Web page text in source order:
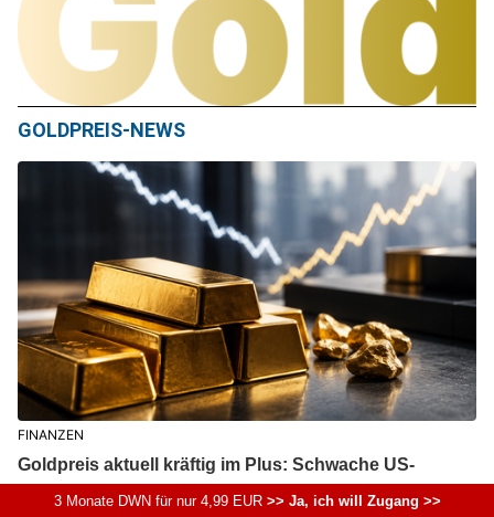
GOLDPREIS-NEWS
FINANZEN
Goldpreis aktuell kräftig im Plus: Schwache US-
Arbeitsmarktdaten treiben Goldpreis-Entwicklung an
3 Monate DWN für nur 4,99 EUR>> Ja, ich will Zugang >>